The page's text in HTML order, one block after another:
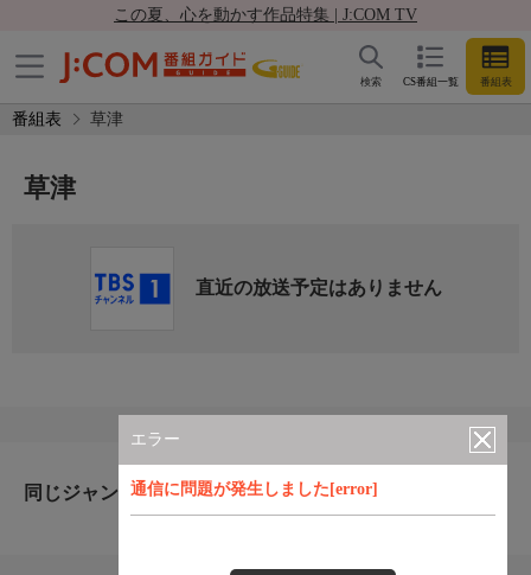
この夏、心を動かす作品特集 | J:COM TV
CS番組一覧 番組表
検索
番組表 草津
エラー
通信に問題が発生しました[error]
草津
直近の放送予定はありません
同じジャンルのおすすめ番組